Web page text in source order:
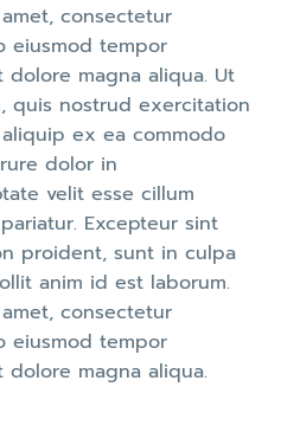
consectetur
eiusmod tempor
magna aliqua. Ut
quis nostrud exercitation
ex ea commodo
dolor in
velit esse cillum
Excepteur sint
proident, sunt in culpa
anim id est laborum.
consectetur
eiusmod tempor
magna aliqua.